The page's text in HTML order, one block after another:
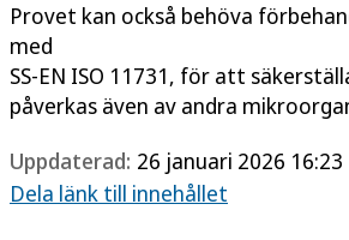
Provet kan också behöva
med
SS-EN ISO 11731, för att
påverkas även av andra
Uppdaterad: 26 januari 2026 16:23
Dela länk till innehållet